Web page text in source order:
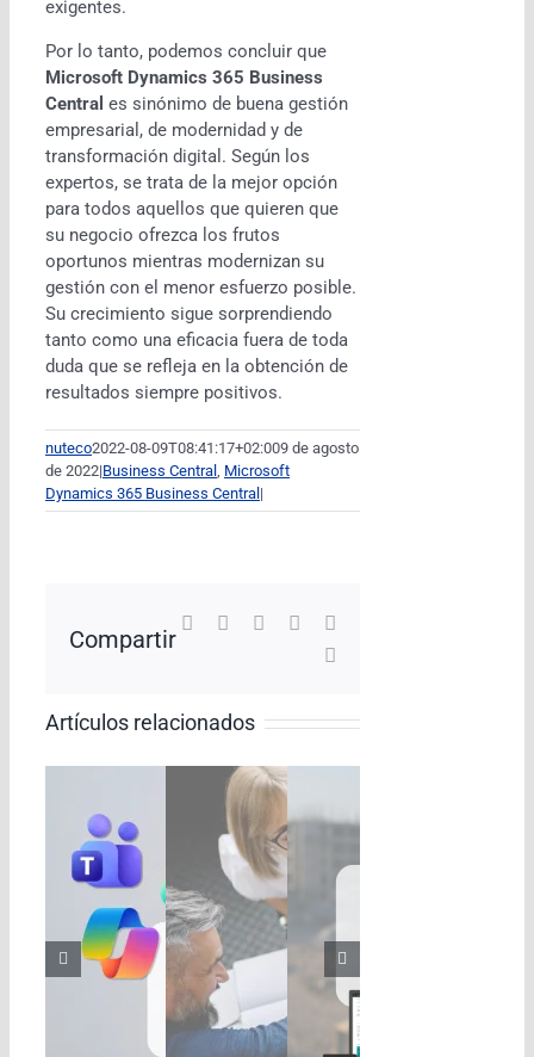
exigentes.
Por lo tanto, podemos concluir que
Microsoft Dynamics 365 Business
Central es sinónimo de buena gestión
empresarial, de modernidad y de
transformación digital. Según los
expertos, se trata de la mejor opción
para todos aquellos que quieren que
su negocio ofrezca los frutos
oportunos mientras modernizan su
gestión con el menor esfuerzo posible.
Su crecimiento sigue sorprendiendo
tanto como una eficacia fuera de toda
duda que se refleja en la obtención de
resultados siempre positivos.
nuteco2022-08-09T08:41:17+02:009 de agosto
de 2022|Business Central Microsoft
Dynamics 365 Business Central|
Compartir
Facebook LinkedInWhatsApp
Artículos relacionados
y
Central?